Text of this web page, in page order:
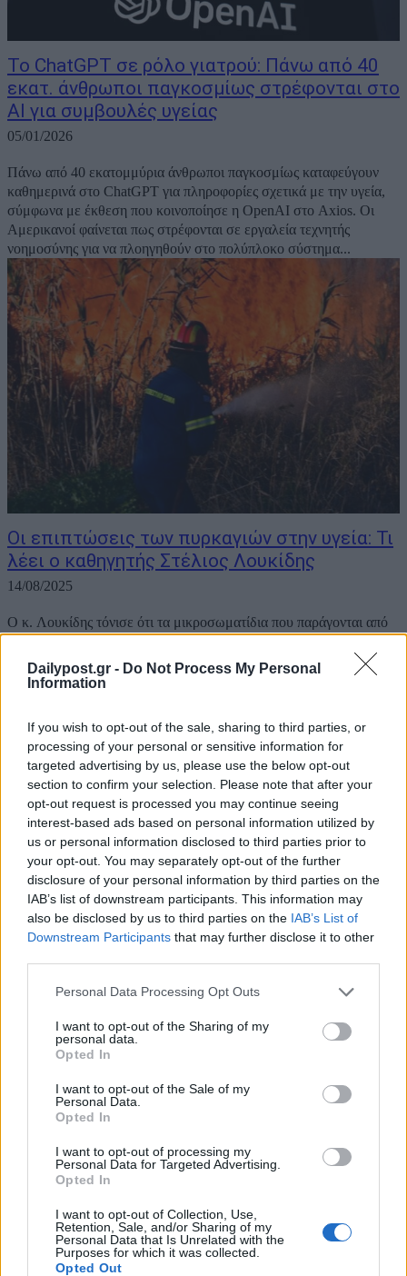
Dailypost.gr - Do Not Process My Personal
Information
If you wish to opt-out of the sale, sharing to third parties, or
processing of your personal or sensitive information for
targeted advertising by us, please use the below opt-out
section to confirm your selection. Please note that after your
opt-out request is processed you may continue seeing
interest-based ads based on personal information utilized by
us or personal information disclosed to third parties prior to
your opt-out. You may separately opt-out of the further
disclosure of your personal information by third parties on the
IAB’s list of downstream participants. This information may
also be disclosed by us to third parties on the IAB’s List of
Downstream Participants that may further disclose it to other
Personal Data Processing Opt Outs
I want to opt-out of the Sharing of my
personal data.
Opted In
I want to opt-out of the Sale of my
Personal Data.
Opted In
I want to opt-out of processing my
Personal Data for Targeted Advertising.
Opted In
I want to opt-out of Collection, Use,
Retention, Sale, and/or Sharing of my
Personal Data that Is Unrelated with the
Purposes for which it was collected.
Opted Out
Το ChatGPT σε ρόλο γιατρού: Πάνω από 40
εκατ. άνθρωποι παγκοσμίως στρέφονται στο
AI για συμβουλές υγείας
05/01/2026
Πάνω από 40 εκατομμύρια άνθρωποι παγκοσμίως καταφεύγουν
καθημερινά στο ChatGPT για πληροφορίες σχετικά με την υγεία,
σύμφωνα με έκθεση που κοινοποίησε η OpenAI στο Axios. Οι
Αμερικανοί φαίνεται πως στρέφονται σε εργαλεία τεχνητής
νοημοσύνης για να πλοηγηθούν στο πολύπλοκο σύστημα...
Οι επιπτώσεις των πυρκαγιών στην υγεία: Τι
λέει ο καθηγητής Στέλιος Λουκίδης
14/08/2025
Ο κ. Λουκίδης τόνισε ότι τα μικροσωματίδια που παράγονται από
προέρχονται από άλλες πηγές, όπως η καύση καυσίμων ή οι
βιομηχανικές εκπομπές. «Το γνωρίζουμε πάρα πολύ καλά. Είναι
Αγαπηδάκη: «Ιδρύουμε 312 ιατρεία χρονίων
επανάσταση»
04/06/2025
Στις τελευταίες εξελίξεις στον τομέα της προληπτικής υγείας
αναφέρθηκε η Αναπληρώτρια Υπουργός Υγείας Ειρήνη
«Το ΠΡΟΛΑΜΒΑΝΩ είναι πράγματι μια επανάσταση. Αυτό που
θα δούμε όμως από του χρόνου, θα είναι πραγματικά...
Σελίδα 1 από 8